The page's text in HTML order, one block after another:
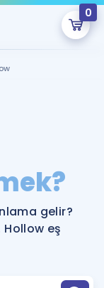
0
eğitim seni
gelir?
eş